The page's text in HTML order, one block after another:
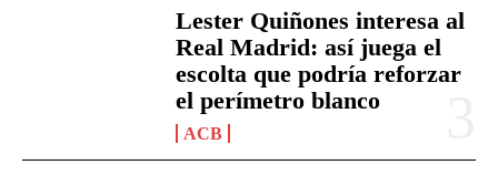
Lester Quiñones interesa al
Real Madrid: así juega el
escolta que podría reforzar
el perímetro blanco
ACB